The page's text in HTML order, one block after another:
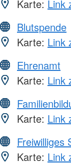
Karte: Link
Blutspende
Karte: Link
Ehrenamt
Karte: Link
Karte: Link
Freiwilliges
Karte: Link